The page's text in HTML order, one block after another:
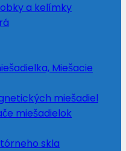
a kelímky
Miešacie
miešadiel
miešadielok
skla